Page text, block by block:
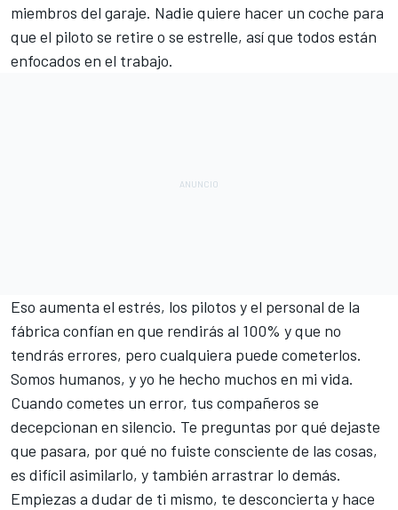
miembros del garaje. Nadie quiere hacer un coche para
que el piloto se retire o se estrelle, así que todos están
enfocados en el trabajo.
Eso aumenta el estrés, los pilotos y el personal de la
fábrica confían en que rendirás al 100% y que no
tendrás errores, pero cualquiera puede cometerlos.
Somos humanos, y yo he hecho muchos en mi vida.
Cuando cometes un error, tus compañeros se
decepcionan en silencio. Te preguntas por qué dejaste
que pasara, por qué no fuiste consciente de las cosas,
es difícil asimilarlo, y también arrastrar lo demás.
Empiezas a dudar de ti mismo, te desconcierta y hace